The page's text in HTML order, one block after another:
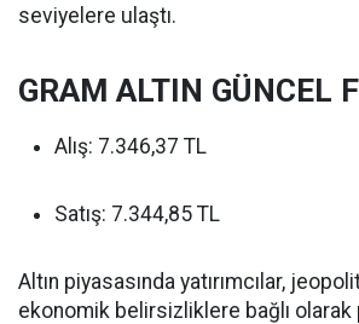
seviyelere ulaştı.
GRAM ALTIN GÜNCEL
Alış: 7.346,37 TL
Satış: 7.344,85 TL
Altın piyasasında yatırımcılar,
ekonomik belirsizliklere bağlı olarak